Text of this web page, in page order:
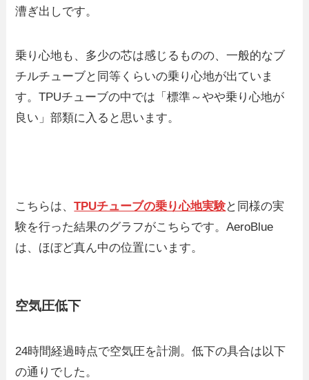
漕ぎ出しです。
乗り心地も、多少の芯は感じるものの、一般的なブ
チルチューブと同等くらいの乗り心地が出ていま
す。TPUチューブの中では「標準～やや乗り心地が
良い」部類に入ると思います。
こちらは、TPUチューブの乗り心地実験と同様の実
験を行った結果のグラフがこちらです。AeroBlue
は、ほぼど真ん中の位置にいます。
空気圧低下
24時間経過時点で空気圧を計測。低下の具合は以下
の通りでした。